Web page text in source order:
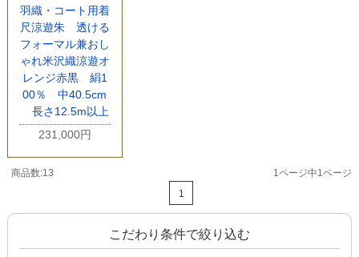
羽織・コート用着
尺涼遊朱 透ける
フォーマル兼おし
ゃれ米沢織涼遊オ
レンジ赤黒 絹1
00％ 中40.5cm
長さ12.5m以上
231,000円
商品数:13
1ページ中1ページ
1
こだわり条件で絞り込む